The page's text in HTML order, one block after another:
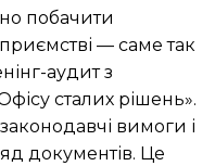
побачити
— саме так
аудит з
сталих рішень».
вимоги і
документів. Це